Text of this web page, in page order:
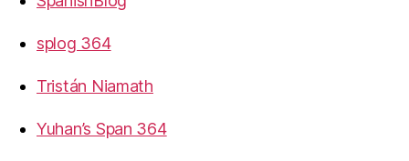
splog 364
Tristán Niamath
Yuhan’s Span 364